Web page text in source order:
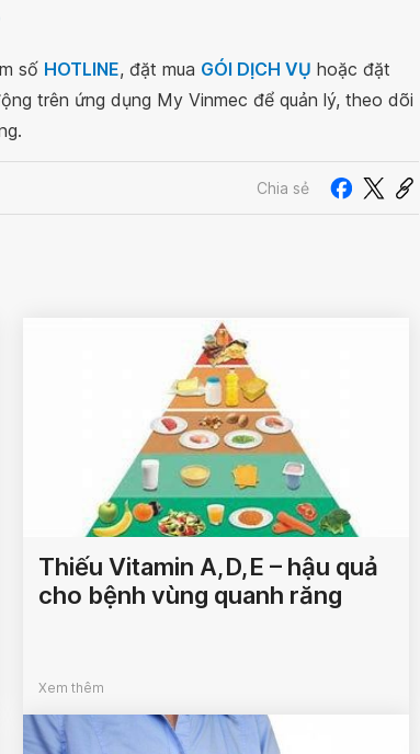
số HOTLINE, đặt mua GÓI DỊCH VỤ hoặc đặt
trên ứng dụng My Vinmec để quản lý, theo dõi
Chia sẻ
Thiếu Vitamin A,D,E – hậu quả
cho bệnh vùng quanh răng
Xem thêm